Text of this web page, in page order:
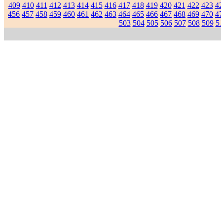
409 410 411 412 413 414 415 416 417 418 419 420 421 422 423
456 457 458 459 460 461 462 463 464 465 466 467 468 469 470
503 504 505 506 507 508 509